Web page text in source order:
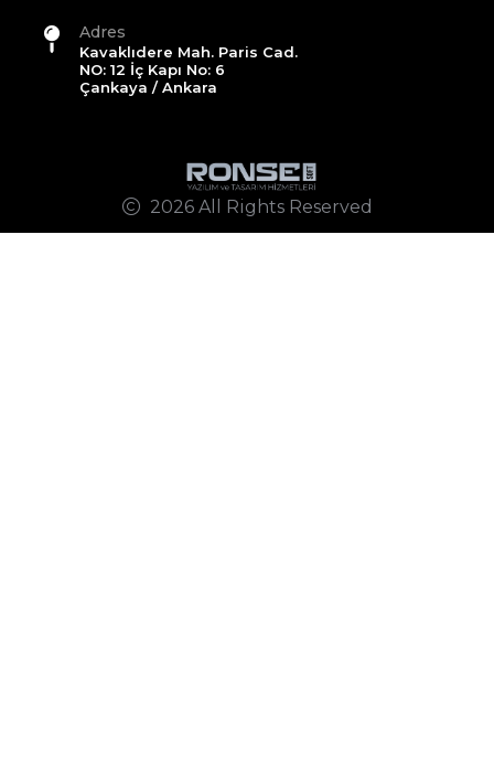
Adres
Kavaklıdere Mah. Paris Cad.
NO: 12 İç Kapı No: 6
Çankaya / Ankara
2026 All Rights Reserved